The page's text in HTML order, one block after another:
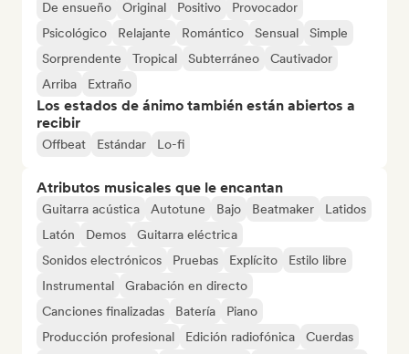
De ensueño
Original Positivo
Provocador
Psicológico
Relajante Romántico Sensual
Simple
Sorprendente
Tropical Subterráneo
Cautivador
Arriba
Extraño
Los estados de ánimo también están abiertos a
recibir
Offbeat Estándar Lo-fi
Atributos musicales que le encantan
Guitarra acústica Autotune Bajo Beatmaker
Latidos
Latón
Demos
Guitarra eléctrica
Sonidos electrónicos
Pruebas Explícito
Estilo libre
Instrumental
Grabación en directo
Canciones finalizadas
Batería
Piano
Producción profesional
Edición radiofónica
Cuerdas